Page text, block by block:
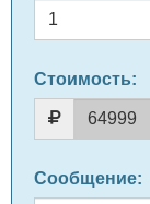
Стоимость:
Сообщение: